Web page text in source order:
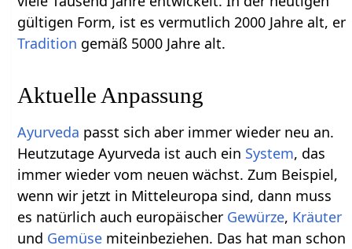
gültigen Form, ist es vermutlich 2000 Jahre alt, er
Tradition gemäß 5000 Jahre alt.
Aktuelle Anpassung
Ayurveda passt sich aber immer wieder neu an.
Heutzutage Ayurveda ist auch ein System, das
immer wieder vom neuen wächst. Zum Beispiel,
wenn wir jetzt in Mitteleuropa sind, dann muss
es natürlich auch europäischer Gewürze, Kräuter
und Gemüse miteinbeziehen. Das hat man schon